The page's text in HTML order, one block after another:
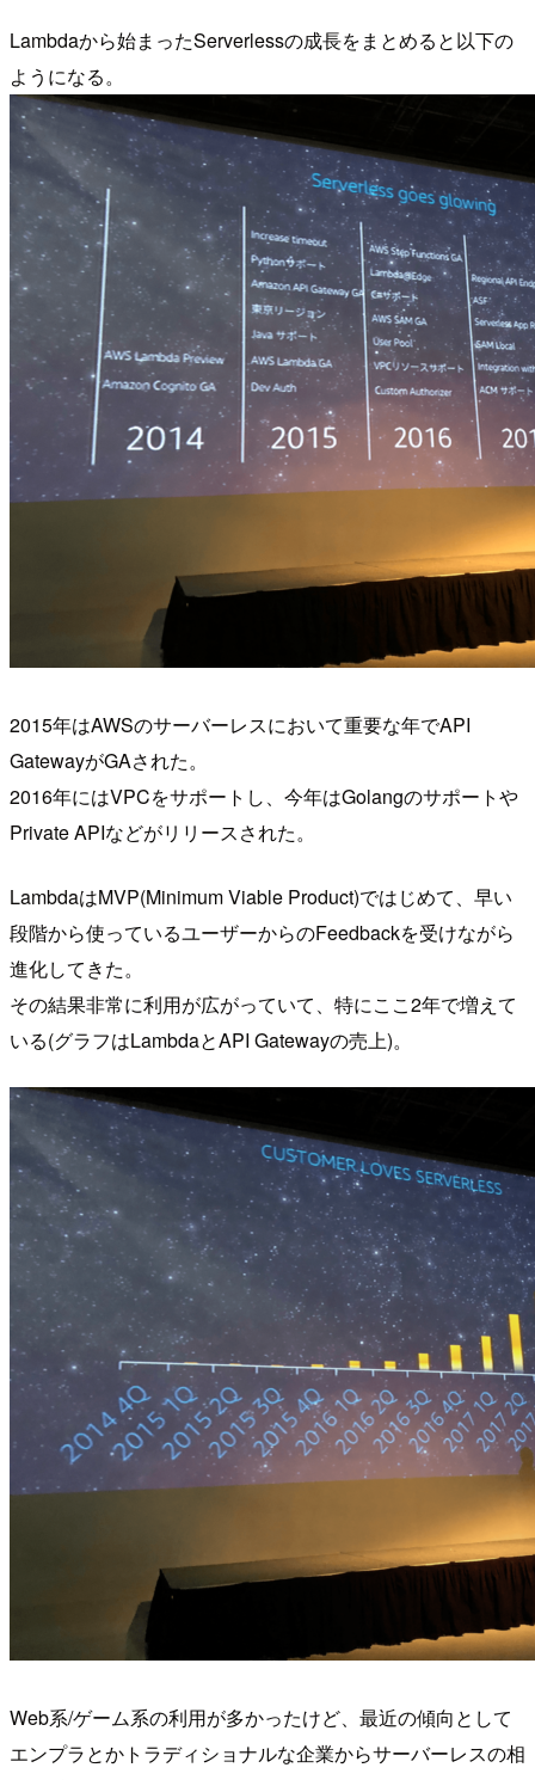
Lambdaから始まったServerlessの成長をまとめると以下の
ようになる。
2015年はAWSのサーバーレスにおいて重要な年でAPI
GatewayがGAされた。
2016年にはVPCをサポートし、今年はGolangのサポートや
Private APIなどがリリースされた。
LambdaはMVP(Minimum Viable Product)ではじめて、早い
段階から使っているユーザーからのFeedbackを受けながら
進化してきた。
その結果非常に利用が広がっていて、特にここ2年で増えて
いる(グラフはLambdaとAPI Gatewayの売上)。
Web系/ゲーム系の利用が多かったけど、最近の傾向として
エンプラとかトラディショナルな企業からサーバーレスの相